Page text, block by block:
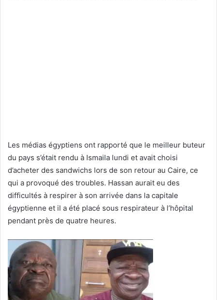
Les médias égyptiens ont rapporté que le meilleur buteur
du pays s’était rendu à Ismaila lundi et avait choisi
d’acheter des sandwichs lors de son retour au Caire, ce
qui a provoqué des troubles. Hassan aurait eu des
difficultés à respirer à son arrivée dans la capitale
égyptienne et il a été placé sous respirateur à l’hôpital
pendant près de quatre heures.